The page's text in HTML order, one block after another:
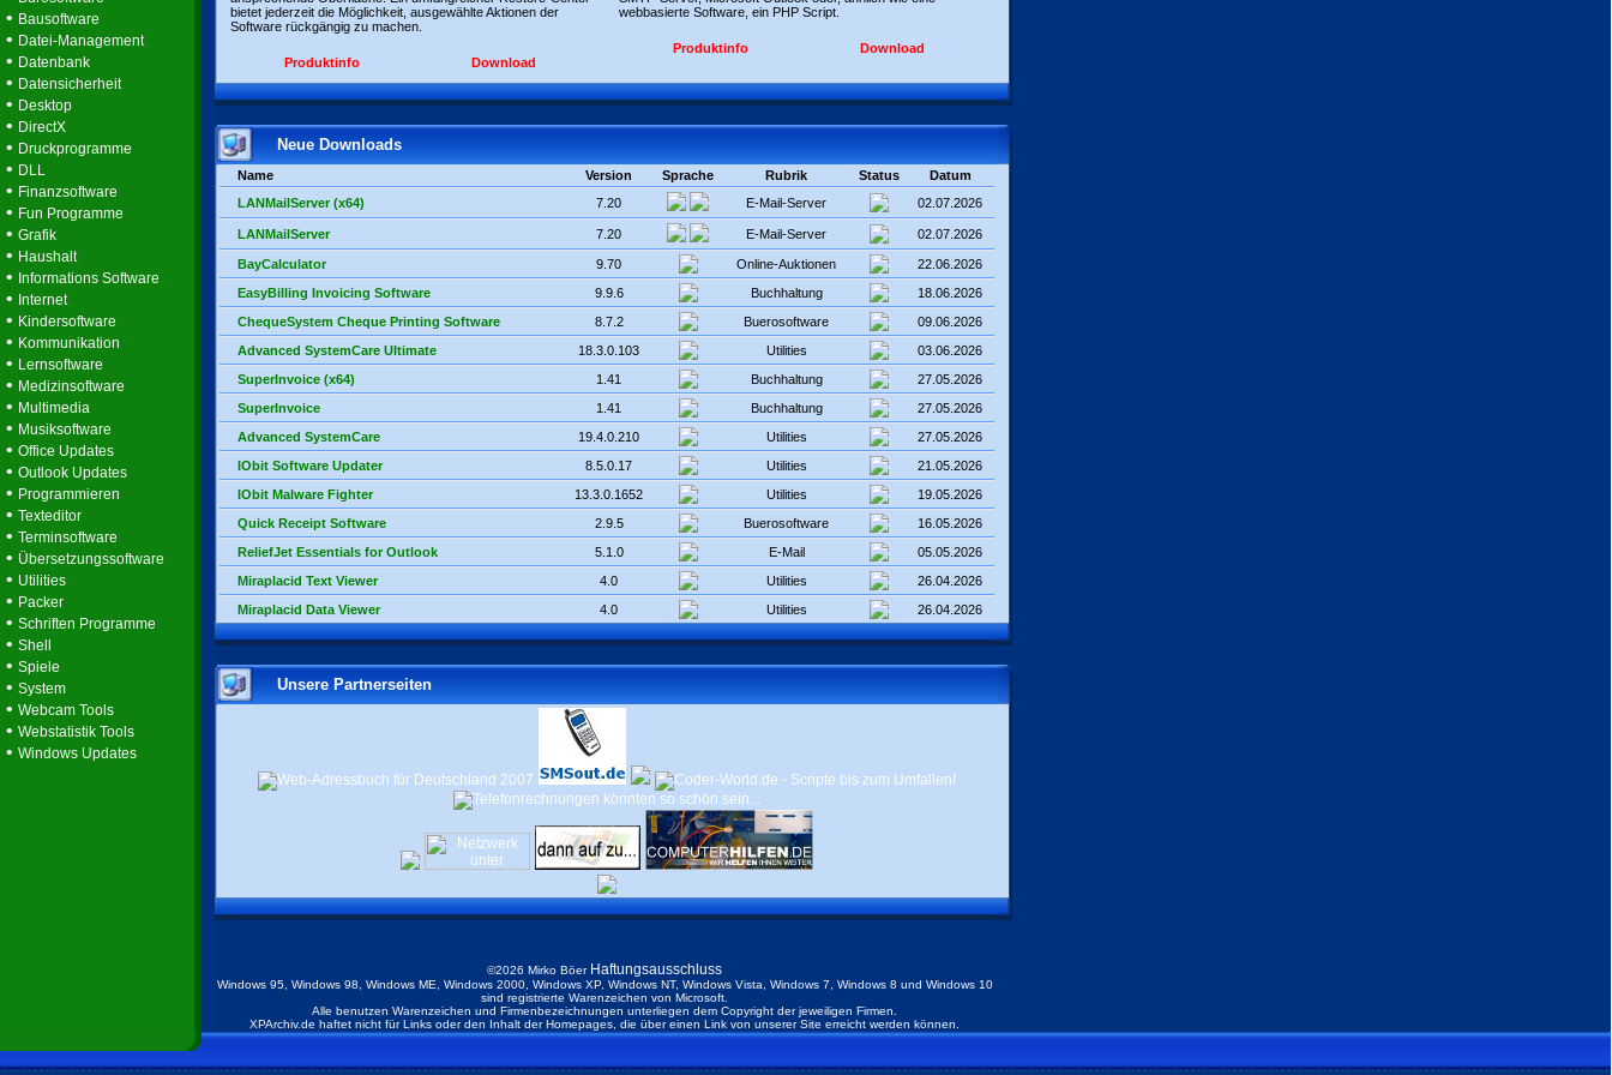
• Bausoftware
• Datei-Management
• Datenbank
• Datensicherheit
• Desktop
• DirectX
• Druckprogramme
• DLL
• Finanzsoftware
• Fun Programme
• Grafik
• Haushalt
• Informations Software
• Internet
• Kindersoftware
• Kommunikation
• Lernsoftware
• Medizinsoftware
• Multimedia
• Musiksoftware
• Office Updates
• Outlook Updates
• Programmieren
• Texteditor
• Terminsoftware
• Übersetzungssoftware
• Utilities
• Packer
• Schriften Programme
• Shell
• Spiele
• System
• Webcam Tools
• Webstatistik Tools
• Windows Updates
bietet jederzeit die Möglichkeit, ausgewählte Aktionen der
Software rückgängig zu machen.
Produktinfo Download
webbasierte Software, ein PHP Script.
Produktinfo Download
Neue Downloads
Name Version Sprache Rubrik Status
Datum
LANMailServer (x64)
7.20 E-Mail-Server 02.07.2026
LANMailServer 7.20 E-Mail-Server 02.07.2026
BayCalculator 9.70 Online-Auktionen
22.06.2026
EasyBilling Invoicing Software
9.9.6 Buchhaltung
18.06.2026
ChequeSystem Cheque Printing Software
8.7.2 Buerosoftware
09.06.2026
Advanced SystemCare Ultimate
18.3.0.103 Utilities
03.06.2026
SuperInvoice (x64)
1.41 Buchhaltung
27.05.2026
SuperInvoice
1.41 Buchhaltung
27.05.2026
Advanced SystemCare
19.4.0.210 Utilities
27.05.2026
IObit Software Updater
8.5.0.17 Utilities
21.05.2026
IObit Malware Fighter
13.3.0.1652 Utilities
19.05.2026
Quick Receipt Software
2.9.5 Buerosoftware
16.05.2026
ReliefJet Essentials for Outlook
5.1.0 E-Mail
05.05.2026
Miraplacid Text Viewer
4.0 Utilities
26.04.2026
Miraplacid Data Viewer
4.0 Utilities 26.04.2026
Unsere Partnerseiten
©2026 Mirko Böer Haftungsausschluss
Windows 95, Windows 98, Windows ME, Windows 2000, Windows XP, Windows NT, Windows Vista, Windows 7, Windows 8 und Windows 10
sind registrierte Warenzeichen von Microsoft.
Alle benutzen Warenzeichen und Firmenbezeichnungen unterliegen dem Copyright der jeweiligen Firmen.
XPArchiv.de haftet nicht für Links oder den Inhalt der Homepages, die über einen Link von unserer Site erreicht werden können.